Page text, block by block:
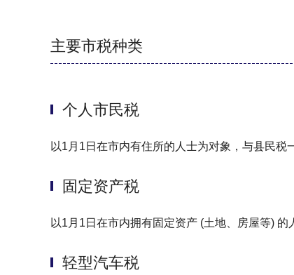
主要市税种类
个人市民税
以1月1日在市内有住所的人士为对象，与县民税
固定资产税
以1月1日在市内拥有固定资产 (土地、房屋等) 的
轻型汽车税